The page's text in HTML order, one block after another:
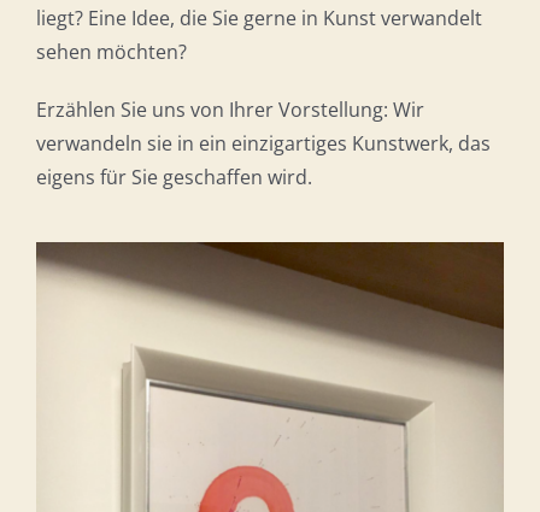
liegt? Eine Idee, die Sie gerne in Kunst verwandelt
sehen möchten?
Erzählen Sie uns von Ihrer Vorstellung: Wir
verwandeln sie in ein einzigartiges Kunstwerk, das
eigens für Sie geschaffen wird.